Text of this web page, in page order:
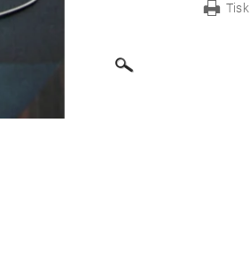
Tisk